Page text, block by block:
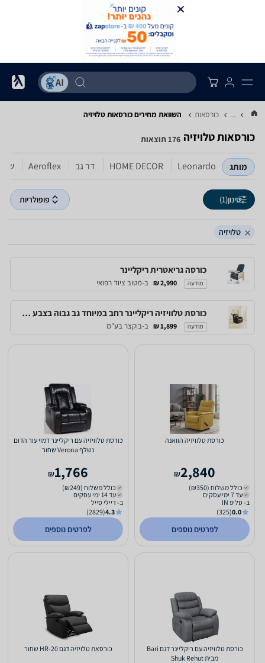
... כורסאות השוואת מחירים כורסאות ‏טלויזיה
כורסאות ‏טלויזיה 176 תוצאות
מותג Leonardo
HOME DECOR דר גב Aeroflex
סינון(1) פופולריות
טלויזיה
כורסה גריאטרית ריקליינר
מודעה 2,990 ₪ ב-מטוב ציוד רפואי
כורסת טלוויזיה ריקליינר רחב במיוחד גב גבוה בצבע חום
מודעה 1,899 ₪ ב-בוקצר בע"מ
כורסת טלוויזיה הוואנה
2,840
₪
כולל משלוח (₪350)
עד 7 ימי עסקים
ב- סליפ IN
0.0
(325)
לפרטים נוספים
כורסת טלוויזיה עם ריקליינר דמוי עור הדום
נשלף Verona שחור
1,766
₪
כולל משלוח (₪249)
עד 14 ימי עסקים
ב- דיילי סייל
4.3
(2829)
לפרטים נוספים
כורסת טלוויזיה עם ריקליינר דגם Bari
מבית Shuk Rehut
כורסאת טלויזיה דגם HR-20 שחור